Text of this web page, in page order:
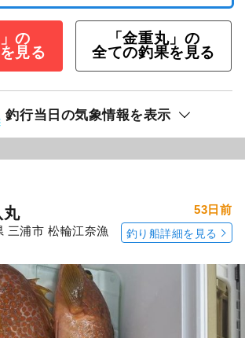
の
見る
「金重丸」の
全ての釣果を見る
釣行当日の気象情報を表示
丸
三浦市 松輪江奈漁
53日前
釣り船詳細を見る